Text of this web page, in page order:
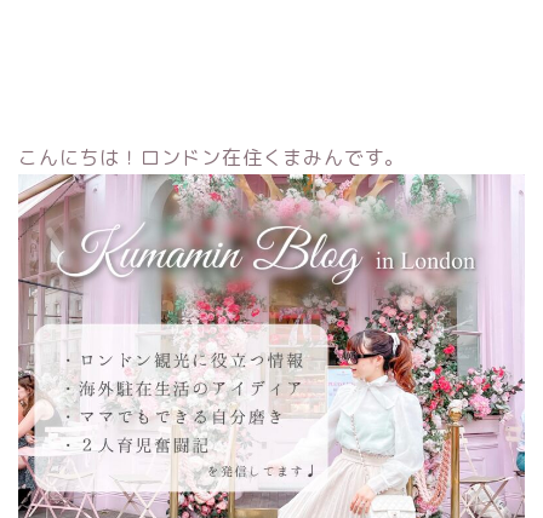
こんにちは！ロンドン在住くまみんです。